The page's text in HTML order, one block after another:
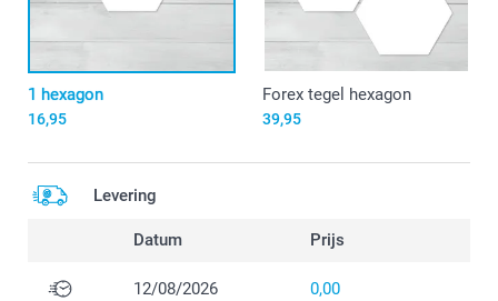
1 hexagon
16,95
Forex tegel hexagon
39,95
Levering
Datum Prijs
12/08/2026 0,00